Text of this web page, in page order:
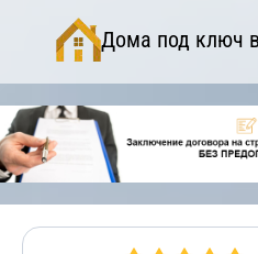
Дома под ключ